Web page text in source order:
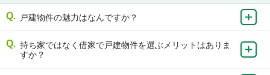
戸建物件の魅力はなんですか？
持ち家ではなく借家で戸建物件を選ぶメリットはありま
すか？